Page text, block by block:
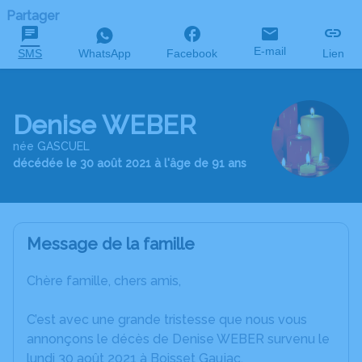
Partager
SMS WhatsApp Facebook E-mail Lien
Denise WEBER
née GASCUEL
décédée le 30 août 2021 à l'âge de 91 ans
Message de la famille
Chère famille, chers amis,
C’est avec une grande tristesse que nous vous
annonçons le décès de Denise WEBER survenu le
lundi 30 août 2021 à Boisset Gaujac.